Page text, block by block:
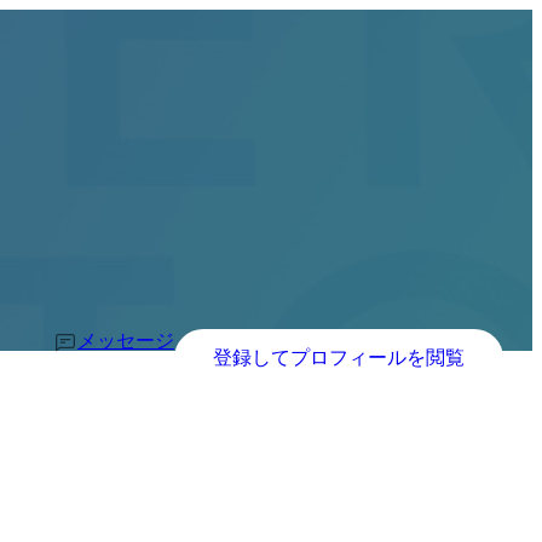
メッセージ
登録してプロフィールを閲覧